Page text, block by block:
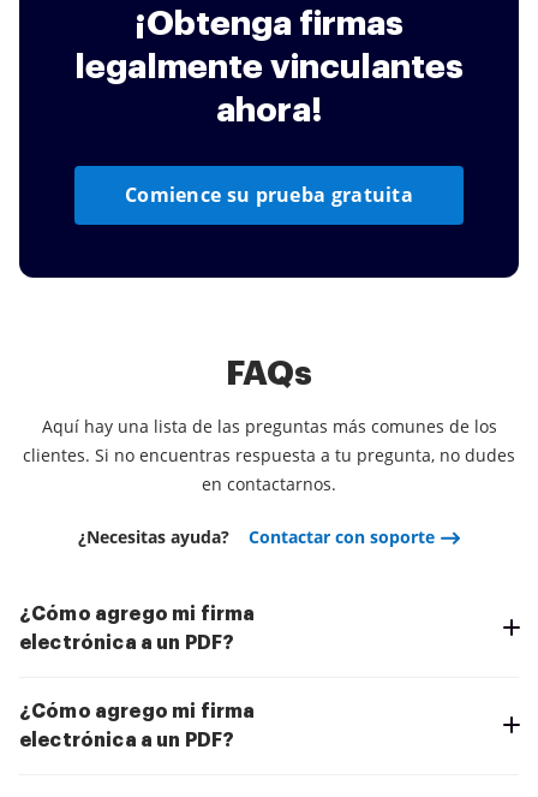
¡Obtenga firmas
legalmente vinculantes
ahora!
Comience su prueba gratuita
FAQs
Aquí hay una lista de las preguntas más comunes de los
clientes. Si no encuentras respuesta a tu pregunta, no dudes
en contactarnos.
¿Necesitas ayuda? Contactar con soporte
¿Cómo agrego mi firma
electrónica a un PDF?
¿Cómo agrego mi firma
electrónica a un PDF?